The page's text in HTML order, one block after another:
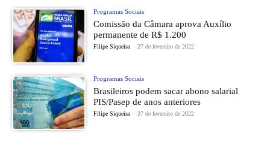
Programas Sociais
Comissão da Câmara aprova Auxílio
permanente de R$ 1.200
Filipe Siqueira - 27 de fevereiro de 2022
Programas Sociais
Brasileiros podem sacar abono salarial
PIS/Pasep de anos anteriores
Filipe Siqueira - 27 de fevereiro de 2022